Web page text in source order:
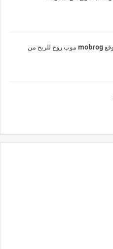
شرح التسجيل فى موقع mobrog موب روج للربح من